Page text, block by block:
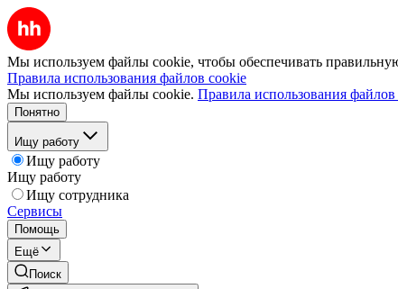
Мы используем файлы cookie, чтобы обеспечивать
Правила использования файлов cookie
Мы используем файлы cookie. Правила использования
Понятно
Ищу работу
Ищу работу
Ищу работу
Ищу сотрудника
Сервисы
Помощь
Ещё
Поиск